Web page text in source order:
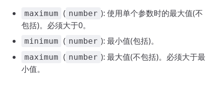
maximum ( number ): 使用单个参数时的最大值(不
包括)。必须大于0。
minimum ( number ): 最小值(包括)。
maximum ( number ): 最大值(不包括)。必须大于最
小值。